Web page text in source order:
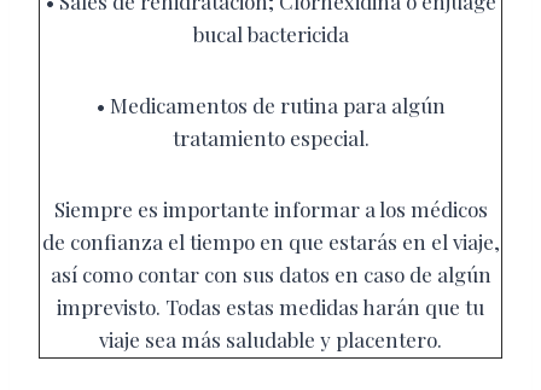
bucal bactericida
• Medicamentos de rutina para algún
tratamiento especial.
Siempre es importante informar a los médicos
de confianza el tiempo en que estarás en el viaje,
así como contar con sus datos en caso de algún
imprevisto. Todas estas medidas harán que tu
viaje sea más saludable y placentero.